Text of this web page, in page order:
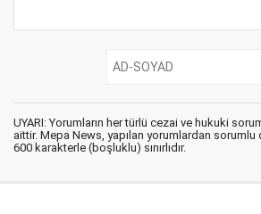
UYARI: Yorumların her türlü cezai ve hukuki
aittir. Mepa News, yapılan yorumlardan sorumlu
600 karakterle (boşluklu) sınırlıdır.